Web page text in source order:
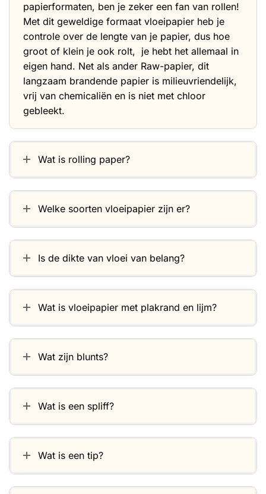
papierformaten, ben je zeker een fan van rollen!
Met dit geweldige formaat vloeipapier heb je
controle over de lengte van je papier, dus hoe
groot of klein je ook rolt, je hebt het allemaal in
eigen hand. Net als ander Raw-papier, dit
langzaam brandende papier is milieuvriendelijk,
vrij van chemicaliën en is niet met chloor
gebleekt.
Wat is rolling paper?
Welke soorten vloeipapier zijn er?
Is de dikte van vloei van belang?
Wat is vloeipapier met plakrand en lijm?
Wat zijn blunts?
Wat is een spliff?
Wat is een tip?